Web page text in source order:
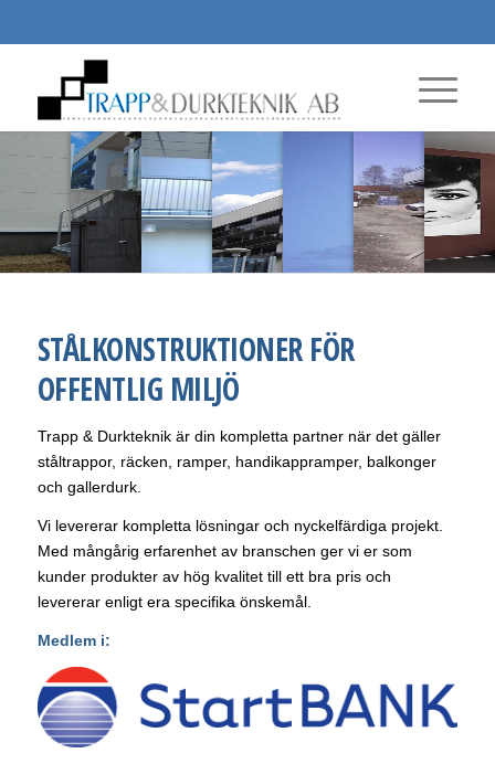
TRAPPOR FÖR UTRYMNING OCH INDUSTRI
TRAPPOR FÖR OFFENTLIG MILJÖ
TRAPPRÄCKEN
BALKONG- OCH TERRASSRÄCKEN
STÅLKONSTRUKTIONER FÖR
OFFENTLIG MILJÖ
Trapp & Durkteknik är din kompletta partner när det gäller
ståltrappor, räcken, ramper, handikappramper, balkonger
och gallerdurk.
Vi levererar kompletta lösningar och nyckelfärdiga projekt.
Med mångårig erfarenhet av branschen ger vi er som
kunder produkter av hög kvalitet till ett bra pris och
levererar enligt era specifika önskemål.
Medlem i: